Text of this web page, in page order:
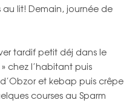
lit! Demain, journée de
tardif petit déj dans le
chez l’habitant puis
et kebap puis crêpe
courses au Sparm